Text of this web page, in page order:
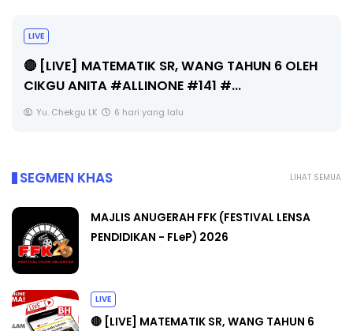
Sejarah Tingkatan 4
Unknown 6 hari yang lalu
LIHAT SEMUA
SEGMEN KHAS
MAJLIS ANUGERAH FFK (FESTIVAL LENSA
PENDIDIKAN - FLeP) 2026
LIVE
🔴 [LIVE] MATEMATIK SR, WANG TAHUN 6